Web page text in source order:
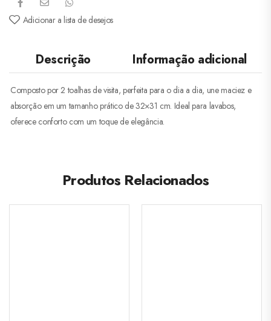
Adicionar a lista de desejos
Descrição Informação adicional
Composto por 2 toalhas de visita, perfeita para o dia a dia, une maciez e
absorção em um tamanho prático de 32×31 cm. Ideal para lavabos,
oferece conforto com um toque de elegância.
Produtos Relacionados